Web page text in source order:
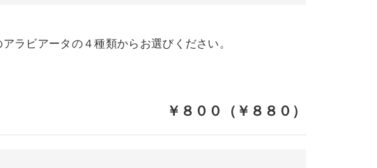
ラビアータの４種類からお選びください。
￥８００（￥８８０）